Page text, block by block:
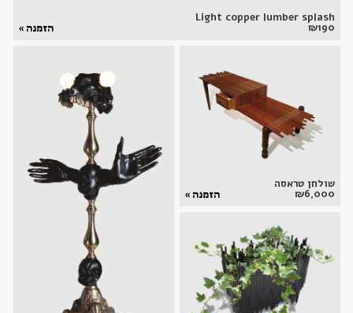
Light copper lumber splash
₪190 הזמנה »
שולחן טראסה
₪6,000 הזמנה »